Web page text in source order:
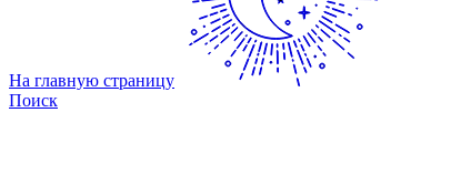
На главную страницу
Поиск